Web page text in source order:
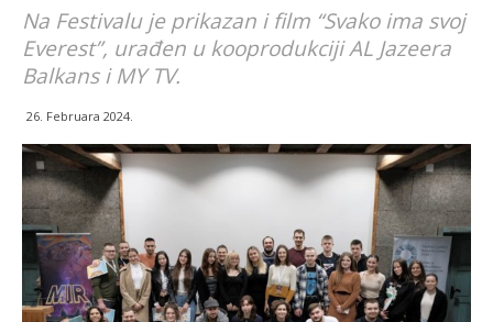
Na Festivalu je prikazan i film “Svako ima svoj
Everest”, urađen u kooprodukciji AL Jazeera
Balkans i MY TV.
26. Februara 2024.